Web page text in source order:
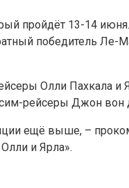
пройдёт 13-14
победитель
Олли Пахкала
рейсеры Джон вон
ещё выше, –
и Ярла».